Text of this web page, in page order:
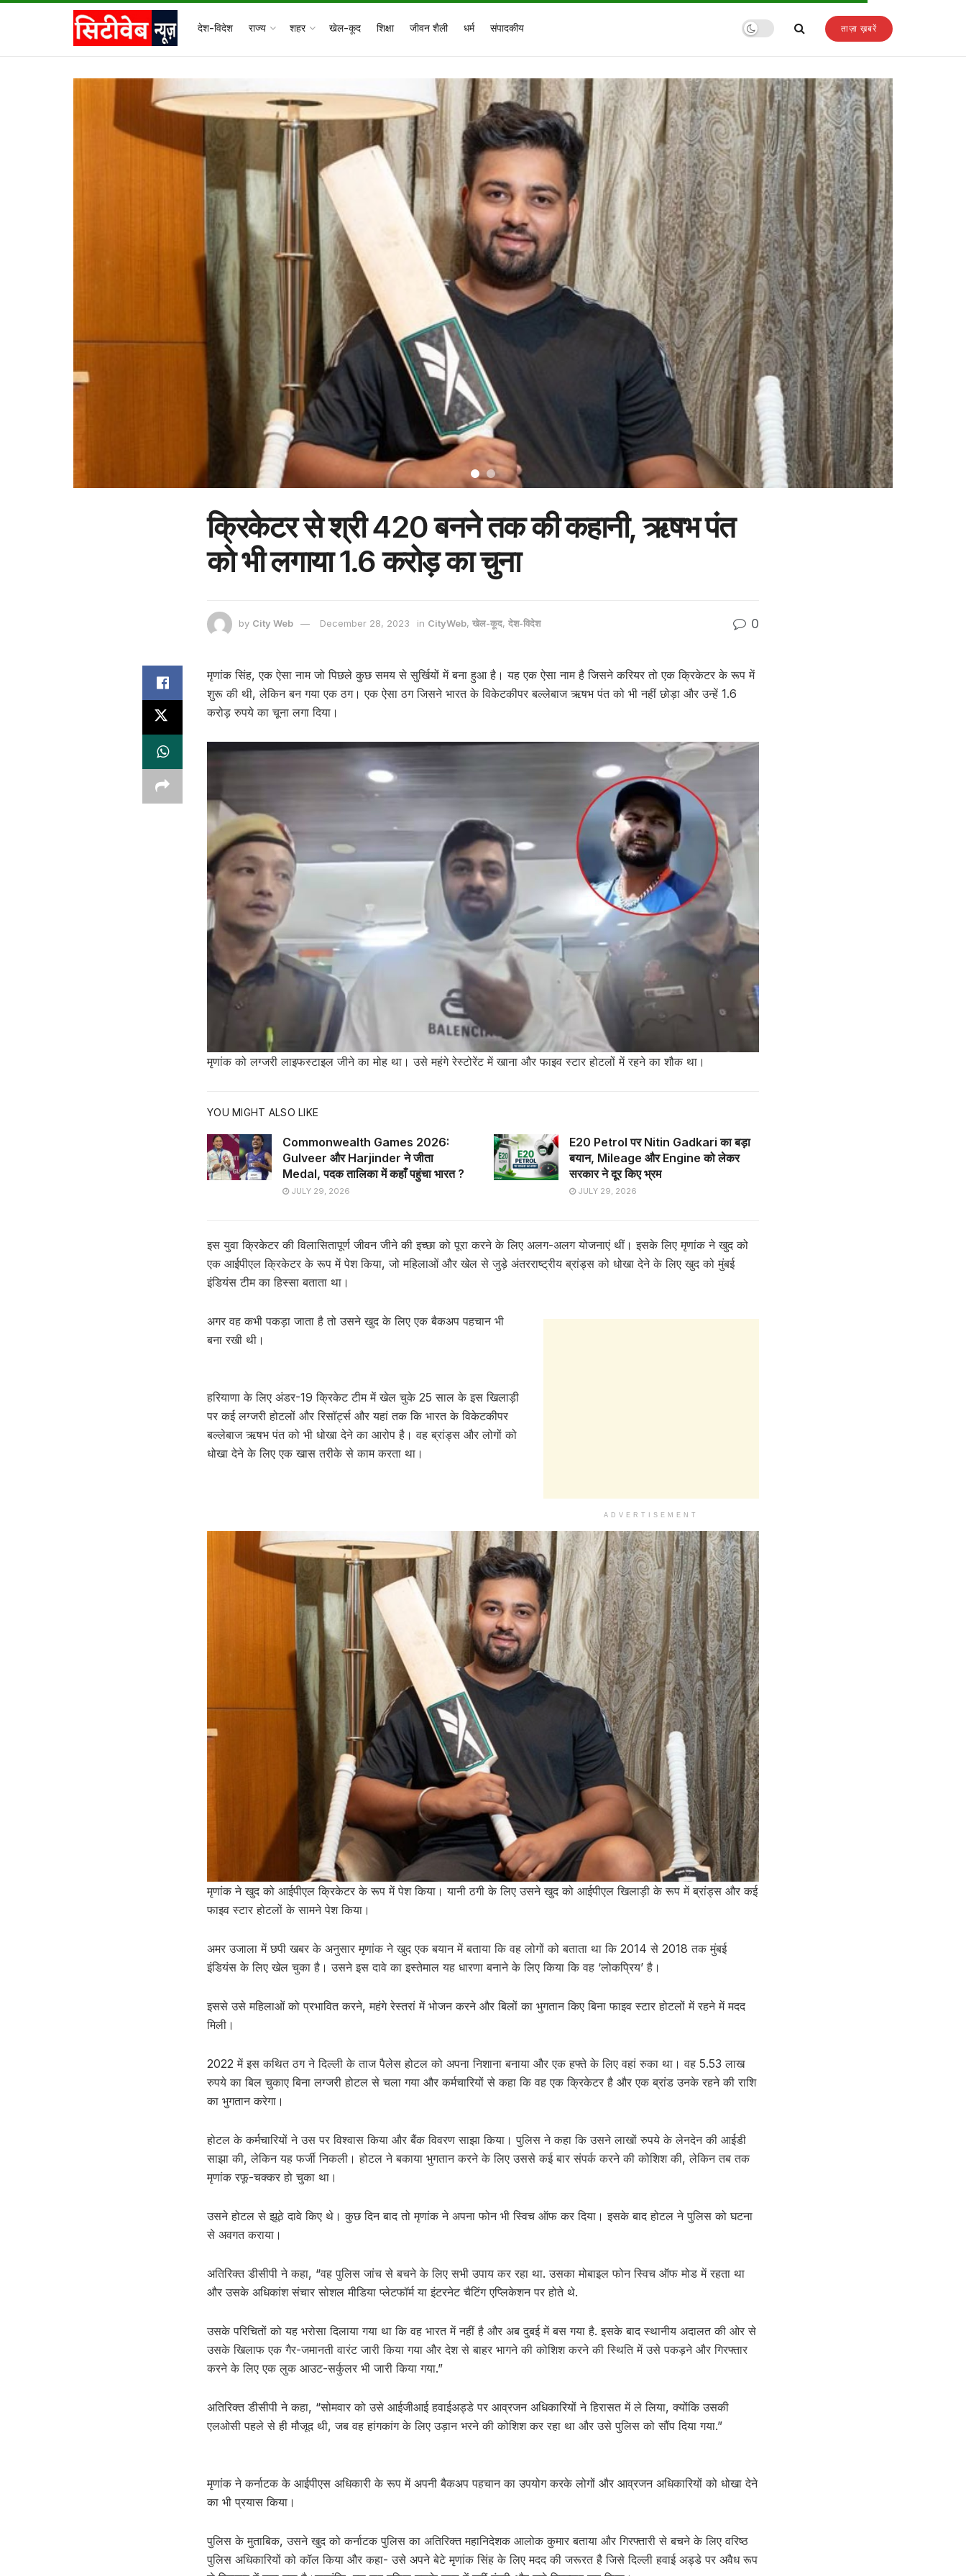
देश-विदेश राज्य शहर खेल-कूद शिक्षा जीवन शैली धर्म संपादकीय ताज़ा ख़बरें
क्रिकेटर से श्री 420 बनने तक की कहानी, ऋषभ पंत
को भी लगाया 1.6 करोड़ का चुना
by City Web December 28, 2023 in CityWeb, खेल-कूद, देश-विदेश 0
मृणांक सिंह, एक ऐसा नाम जो पिछले कुछ समय से सुर्खियों में बना हुआ है। यह एक ऐसा नाम है जिसने करियर तो एक क्रिकेटर के रूप में
शुरू की थी, लेकिन बन गया एक ठग। एक ऐसा ठग जिसने भारत के विकेटकीपर बल्लेबाज ऋषभ पंत को भी नहीं छोड़ा और उन्हें 1.6
करोड़ रुपये का चूना लगा दिया।
मृणांक को लग्जरी लाइफस्टाइल जीने का मोह था। उसे महंगे रेस्टोरेंट में खाना और फाइव स्टार होटलों में रहने का शौक था।
YOU MIGHT ALSO LIKE
Commonwealth Games 2026:
Gulveer और Harjinder ने जीता
Medal, पदक तालिका में कहाँ पहुंचा भारत ?
JULY 29, 2026
E20 Petrol पर Nitin Gadkari का बड़ा
बयान, Mileage और Engine को लेकर
सरकार ने दूर किए भ्रम
JULY 29, 2026
इस युवा क्रिकेटर की विलासितापूर्ण जीवन जीने की इच्छा को पूरा करने के लिए अलग-अलग योजनाएं थीं। इसके लिए मृणांक ने खुद को
एक आईपीएल क्रिकेटर के रूप में पेश किया, जो महिलाओं और खेल से जुड़े अंतरराष्ट्रीय ब्रांड्स को धोखा देने के लिए खुद को मुंबई
इंडियंस टीम का हिस्सा बताता था।
ADVERTISEMENT
अगर वह कभी पकड़ा जाता है तो उसने खुद के लिए एक बैकअप पहचान भी
बना रखी थी।
हरियाणा के लिए अंडर-19 क्रिकेट टीम में खेल चुके 25 साल के इस खिलाड़ी
पर कई लग्जरी होटलों और रिसॉर्ट्स और यहां तक कि भारत के विकेटकीपर
बल्लेबाज ऋषभ पंत को भी धोखा देने का आरोप है। वह ब्रांड्स और लोगों को
धोखा देने के लिए एक खास तरीके से काम करता था।
मृणांक ने खुद को आईपीएल क्रिकेटर के रूप में पेश किया। यानी ठगी के लिए उसने खुद को आईपीएल खिलाड़ी के रूप में ब्रांड्स और कई
फाइव स्टार होटलों के सामने पेश किया।
अमर उजाला में छपी खबर के अनुसार मृणांक ने खुद एक बयान में बताया कि वह लोगों को बताता था कि 2014 से 2018 तक मुंबई
इंडियंस के लिए खेल चुका है। उसने इस दावे का इस्तेमाल यह धारणा बनाने के लिए किया कि वह ‘लोकप्रिय’ है।
इससे उसे महिलाओं को प्रभावित करने, महंगे रेस्तरां में भोजन करने और बिलों का भुगतान किए बिना फाइव स्टार होटलों में रहने में मदद
मिली।
2022 में इस कथित ठग ने दिल्ली के ताज पैलेस होटल को अपना निशाना बनाया और एक हफ्ते के लिए वहां रुका था। वह 5.53 लाख
रुपये का बिल चुकाए बिना लग्जरी होटल से चला गया और कर्मचारियों से कहा कि वह एक क्रिकेटर है और एक ब्रांड उनके रहने की राशि
का भुगतान करेगा।
होटल के कर्मचारियों ने उस पर विश्वास किया और बैंक विवरण साझा किया। पुलिस ने कहा कि उसने लाखों रुपये के लेनदेन की आईडी
साझा की, लेकिन यह फर्जी निकली। होटल ने बकाया भुगतान करने के लिए उससे कई बार संपर्क करने की कोशिश की, लेकिन तब तक
मृणांक रफू-चक्कर हो चुका था।
उसने होटल से झूठे दावे किए थे। कुछ दिन बाद तो मृणांक ने अपना फोन भी स्विच ऑफ कर दिया। इसके बाद होटल ने पुलिस को घटना
से अवगत कराया।
अतिरिक्त डीसीपी ने कहा, “वह पुलिस जांच से बचने के लिए सभी उपाय कर रहा था. उसका मोबाइल फोन स्विच ऑफ मोड में रहता था
और उसके अधिकांश संचार सोशल मीडिया प्लेटफॉर्म या इंटरनेट चैटिंग एप्लिकेशन पर होते थे.
उसके परिचितों को यह भरोसा दिलाया गया था कि वह भारत में नहीं है और अब दुबई में बस गया है. इसके बाद स्थानीय अदालत की ओर से
उसके खिलाफ एक गैर-जमानती वारंट जारी किया गया और देश से बाहर भागने की कोशिश करने की स्थिति में उसे पकड़ने और गिरफ्तार
करने के लिए एक लुक आउट-सर्कुलर भी जारी किया गया.”
अतिरिक्त डीसीपी ने कहा, “सोमवार को उसे आईजीआई हवाईअड्डे पर आव्रजन अधिकारियों ने हिरासत में ले लिया, क्योंकि उसकी
एलओसी पहले से ही मौजूद थी, जब वह हांगकांग के लिए उड़ान भरने की कोशिश कर रहा था और उसे पुलिस को सौंप दिया गया.”
मृणांक ने कर्नाटक के आईपीएस अधिकारी के रूप में अपनी बैकअप पहचान का उपयोग करके लोगों और आव्रजन अधिकारियों को धोखा देने
का भी प्रयास किया।
पुलिस के मुताबिक, उसने खुद को कर्नाटक पुलिस का अतिरिक्त महानिदेशक आलोक कुमार बताया और गिरफ्तारी से बचने के लिए वरिष्ठ
पुलिस अधिकारियों को कॉल किया और कहा- उसे अपने बेटे मृणांक सिंह के लिए मदद की जरूरत है जिसे दिल्ली हवाई अड्डे पर अवैध रूप